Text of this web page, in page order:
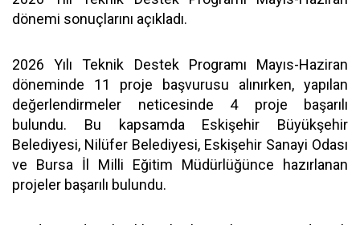
dönemi sonuçlarını açıkladı.
2026 Yılı Teknik Destek Programı Mayıs-Haziran
döneminde 11 proje başvurusu alınırken, yapılan
değerlendirmeler neticesinde 4 proje başarılı
bulundu. Bu kapsamda Eskişehir Büyükşehir
Belediyesi, Nilüfer Belediyesi, Eskişehir Sanayi Odası
ve Bursa İl Milli Eğitim Müdürlüğünce hazırlanan
projeler başarılı bulundu.